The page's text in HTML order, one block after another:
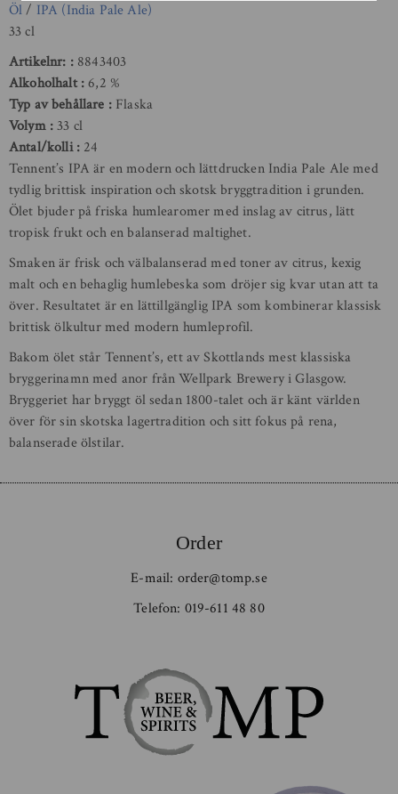
Öl/ IPA (India Pale Ale)
33 cl
Artikelnr:
8843403
Alkoholhalt 6,2 %
Typ av behållare
Flaska
Volym 33 cl
Antal/kolli
24
Tennent’s IPA är en modern och lättdrucken India Pale Ale med
tydlig brittisk inspiration och skotsk bryggtradition i grunden.
Ölet bjuder på friska humlearomer med inslag av citrus, lätt
tropisk frukt och en balanserad maltighet.
Smaken är frisk och välbalanserad med toner av citrus, kexig
malt och en behaglig humlebeska som dröjer sig kvar utan att ta
över. Resultatet är en lättillgänglig IPA som kombinerar klassisk
brittisk ölkultur med modern humleprofil.
Bakom ölet står Tennent’s, ett av Skottlands mest klassiska
bryggerinamn med anor från Wellpark Brewery i Glasgow.
Bryggeriet har bryggt öl sedan 1800-talet och är känt världen
över för sin skotska lagertradition och sitt fokus på rena,
balanserade ölstilar.
Order
E-mail: order@tomp.se
Telefon: 019-611 48 80